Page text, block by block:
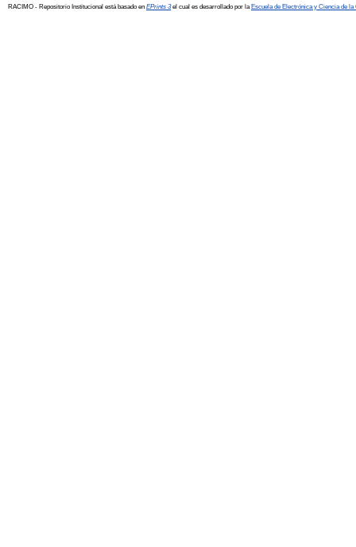
RACIMO - Repositorio Institucional está basado en EPrints 3el cual es desarrollado por la Escuela de Electrónica y Ciencia de la